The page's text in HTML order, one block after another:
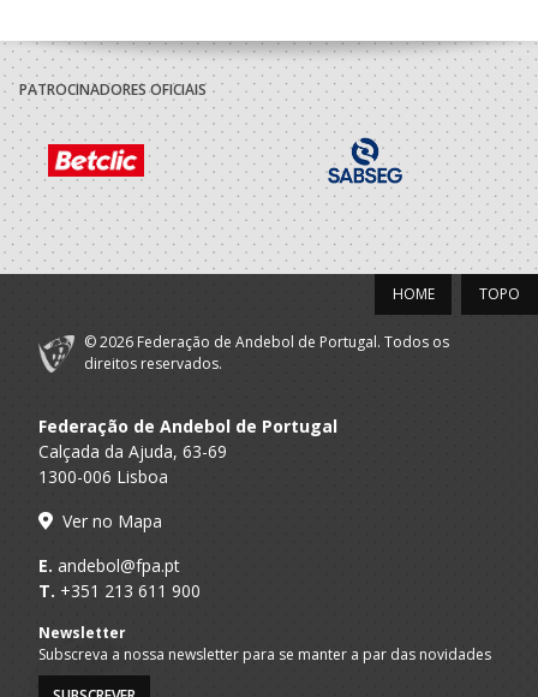
Tigres
A.A. Porto
Associacao
Atletica Aguas
Santas
Seniores M
2021/22
Porto A
Praia
Escola Formaçao
Espinho - Os
Tigres
Seniores M - And. Praia
F.A.P.
Nacionais -
Andebol Praia -
Seniores M
A.A. Porto
Associacao
Desportiva
Academica Maia
Maia
2020/21
Porto A
Praia
Tigres
PATROCINADORES OFICIAIS
TOPO
HOME
© 2026 Federação de Andebol de Portugal. Todos os
direitos reservados.
Federação de Andebol de Portugal
Calçada da Ajuda, 63-69
1300-006 Lisboa
Ver no Mapa
E. andebol@fpa.pt
T. +351 213 611 900
Newsletter
Subscreva a nossa newsletter para se manter a par das novidades